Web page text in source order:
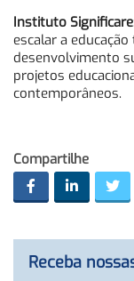
Instituto
escalar a
desenvolvimento
projetos
contemporâneos.
Compartilhe
Receba